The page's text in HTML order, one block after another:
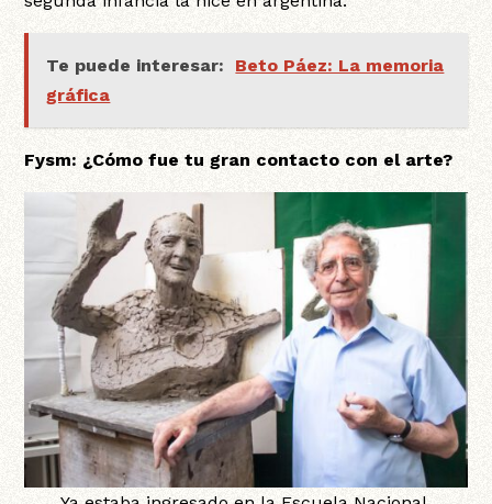
Te puede interesar:
Beto Páez: La memoria
gráfica
Fysm: ¿Cómo fue tu gran contacto con el arte?